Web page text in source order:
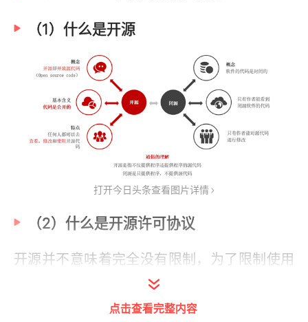
（1）什么是开源
打开今日头条查看图片详情
（2）什么是开源许可协议
开源并不意味着完全没有限制，为了限制使用
者的使用范围和保护作者的权利，每个开源项
目都应该遵守开源许可协议（ Open Source
点击查看完整内容